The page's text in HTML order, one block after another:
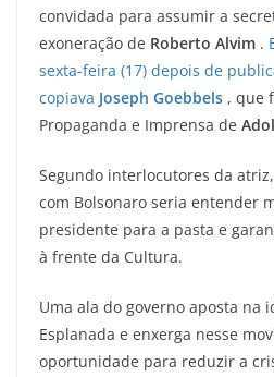
convidada para assumir a
exoneração de Roberto Alvim .
sexta-feira (17) depois de
copiava Joseph Goebbels , que
Propaganda e Imprensa de
Segundo interlocutores da
com Bolsonaro seria entender
presidente para a pasta e
à frente da Cultura.
Uma ala do governo aposta na
Esplanada e enxerga nesse
oportunidade para reduzir a